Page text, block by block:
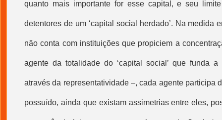
quanto mais importante for esse capital, e seu
detentores de um ‘capital social herdado’. Na medida
não conta com instituições que propiciem a
agente da totalidade do ‘capital social ’ que funda
através da representatividade –, cada agente participa
possuído, ainda que existam assimetrias entre eles,